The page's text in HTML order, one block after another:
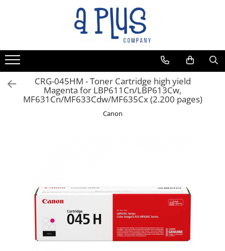
CRG-045HM - Toner Cartridge high yield
Magenta for LBP611Cn/LBP613Cw,
MF631Cn/MF633Cdw/MF635Cx (2.200 pages)
Canon